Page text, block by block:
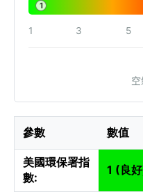
1
1 3 5
參數 數值
美國環保署指
數:
1 (良